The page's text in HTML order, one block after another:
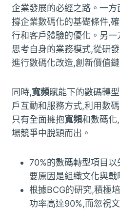
企業發展的必經之路。一方
撐企業數碼化的基礎條件,
行和客戶體驗的優化。另
思考自身的業務模式,從研
進行數碼化改造,創新價值
同時,寬頻賦能下的數碼轉
戶互動和服務方式,利用數
只有全面擁抱寬頻和數碼化
場競爭中脫穎而出。
70%的數碼轉型項目
要原因是組織文化與戰
根據BCG的研究,積極
功率高達90%,而忽視